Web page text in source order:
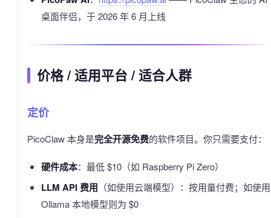
桌面伴侣，于 2026 年 6 月上线
价格 / 适用平台 / 适合人群
定价
PicoClaw 本身是完全开源免费的软件项目。你只需要支付：
硬件成本：最低 $10（如 Raspberry Pi Zero）
LLM API 费用 （如使用云端模型）：按用量付费；如使用
Ollama 本地模型则为 $0